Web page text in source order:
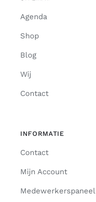
Agenda
Shop
Blog
Wij
Contact
INFORMATIE
Contact
Mijn Account
Medewerkerspaneel